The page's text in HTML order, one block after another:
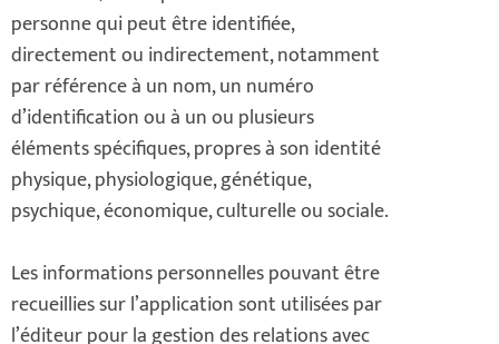
personne qui peut être identifiée,
directement ou indirectement, notamment
par référence à un nom, un numéro
d’identification ou à un ou plusieurs
éléments spécifiques, propres à son identité
physique, physiologique, génétique,
psychique, économique, culturelle ou sociale.
Les informations personnelles pouvant être
recueillies sur l’application sont utilisées par
l’éditeur pour la gestion des relations avec